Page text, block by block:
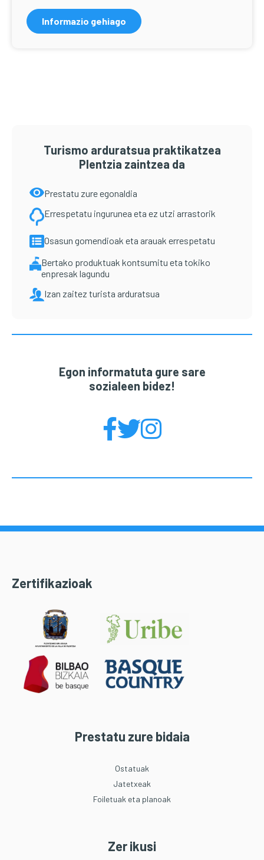
Informazio gehiago
Turismo arduratsua praktikatzea
Plentzia zaintzea da
Prestatu zure egonaldia
Errespetatu ingurunea eta ez utzi arrastorik
Osasun gomendioak eta arauak errespetatu
Bertako produktuak kontsumitu eta tokiko
enpresak lagundu
Izan zaitez turista arduratsua
Egon informatuta gure sare
sozialeen bidez!
Zertifikazioak
Prestatu zure bidaia
Ostatuak
Jatetxeak
Foiletuak eta planoak
Zer ikusi